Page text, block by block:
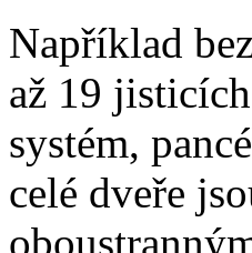
Například
až 19
systém,
celé dveře